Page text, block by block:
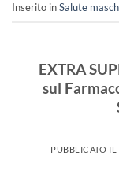
Inserito inSalute
EXTRA
sul
PUBBLICATO IL